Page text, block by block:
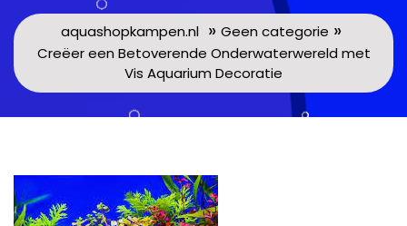
aquashopkampen.nl » Geen categorie »
Creëer een Betoverende Onderwaterwereld met
Vis Aquarium Decoratie